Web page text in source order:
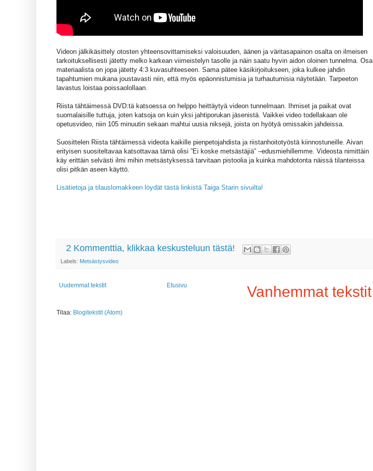
Videon jälkikäsittely otosten yhteensovittamiseksi valoisuuden, äänen ja väritasapainon osalta on ilmeisen
tarkoituksellisesti jätetty melko karkean viimeistelyn tasolle ja näin saatu hyvin aidon oloinen tunnelma. Osa
materiaalista on jopa jätetty 4:3 kuvasuhteeseen. Sama pätee käsikirjoitukseen, joka kulkee jahdin
tapahtumien mukana joustavasti niin, että myös epäonnistumisia ja turhautumisia näytetään. Tarpeeton
lavastus loistaa poissaolollaan.
Riista tähtäimessä DVD:tä katsoessa on helppo heittäytyä videon tunnelmaan. Ihmiset ja paikat ovat
suomalaisille tuttuja, joten katsoja on kuin yksi jahtiporukan jäsenistä. Vaikkei video todellakaan ole
opetusvideo, niin 105 minuutin sekaan mahtui uusia niksejä, joista on hyötyä omissakin jahdeissa.
Suosittelen Riista tähtäimessä videota kaikille pienpetojahdista ja riistanhoitotyöstä kiinnostuneille. Aivan
erityisen suositeltavaa katsottavaa tämä olisi ”Ei koske metsästäjiä” –edusmiehillemme. Videosta nimittäin
käy erittäin selvästi ilmi mihin metsästyksessä tarvitaan pistoolia ja kuinka mahdotonta näissä tilanteissa
olisi pitkän aseen käyttö.
Lisätietoja ja tilauslomakkeen löydät tästä linkistä Taiga Starin sivuilta!
2 Kommenttia, klikkaa keskusteluun tästä!
Labels: Metsästysvideo
Uudemmat tekstit Vanhemmat tekstit
Etusivu
Tilaa: Blogitekstit (Atom)